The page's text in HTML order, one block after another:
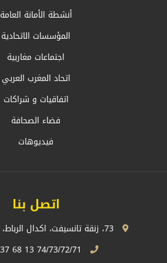
أنشطة الأمانة العامة
المؤسسات الاتحادية
اجتماعات مغاربية
اتحاد المغرب العربي
اتفاقيات و شراكات
فضاء الصحافة
فيديوهات
اتصل بنا